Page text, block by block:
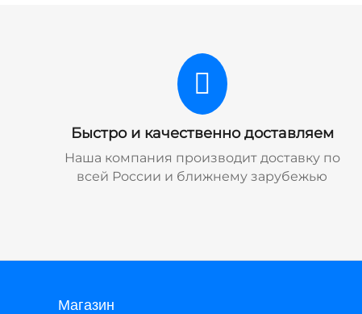
Быстро и качественно доставляем
Наша компания производит доставку по
всей России и ближнему зарубежью
Магазин